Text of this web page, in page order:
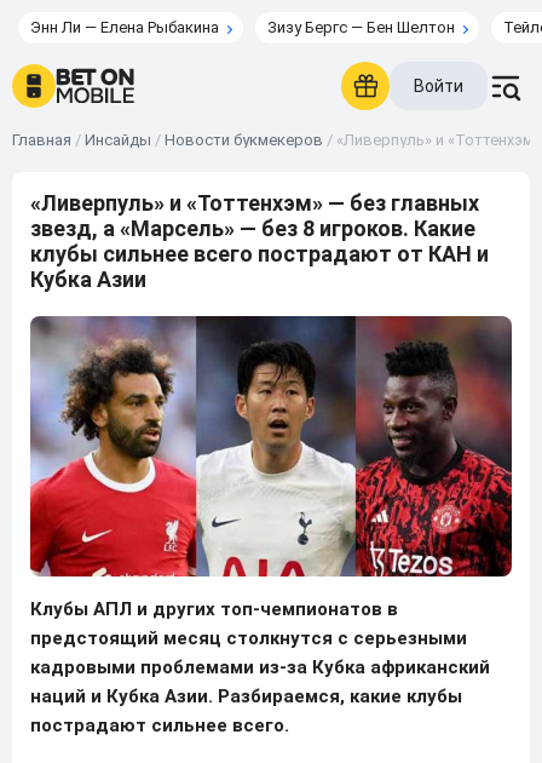
Энн Ли — Елена Рыбакина Зизу Бергс — Бен Шелтон
Войти
Главная / Инсайды / Новости букмекеров / «Ливерпуль» и
«Ливерпуль» и «Тоттенхэм» — без главных
звезд, а «Марсель» — без 8 игроков. Какие
клубы сильнее всего пострадают от КАН и
Кубка Азии
Клубы АПЛ и других топ-чемпионатов в
предстоящий месяц столкнутся с серьезными
кадровыми проблемами из-за Кубка африканский
наций и Кубка Азии. Разбираемся, какие клубы
пострадают сильнее всего.